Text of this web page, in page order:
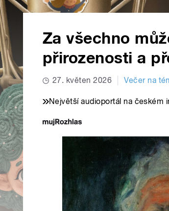
Za všechno
přirozenosti a
27. květen 2026 Večer na
Největší audioportál na českém